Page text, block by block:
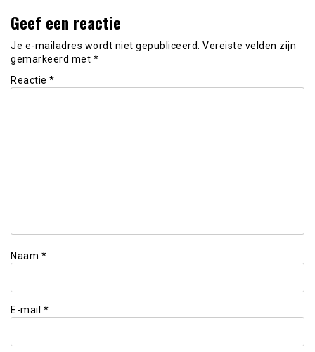
Geef een reactie
Je e-mailadres wordt niet gepubliceerd. Vereiste velden zijn
gemarkeerd met *
Reactie *
Naam *
E-mail *